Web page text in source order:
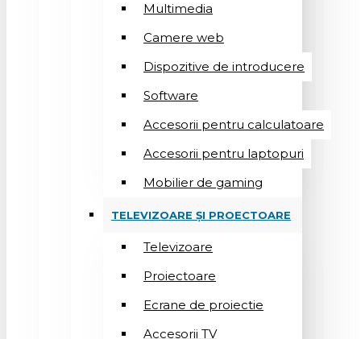
Multimedia
Camere web
Dispozitive de introducere
Software
Accesorii pentru calculatoare
Accesorii pentru laptopuri
Mobilier de gaming
TELEVIZOARE ȘI PROECTOARE
Televizoare
Proiectoare
Ecrane de proiectie
Accesorii TV